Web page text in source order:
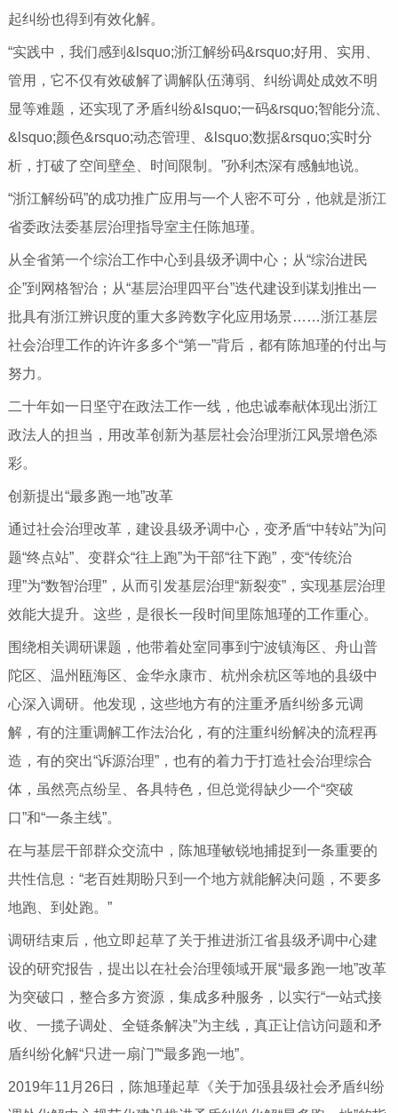
起纠纷也得到有效化解。
“实践中，我们感到&lsquo;浙江解纷码&rsquo;好用、实用、
管用，它不仅有效破解了调解队伍薄弱、纠纷调处成效不明
显等难题，还实现了矛盾纠纷&lsquo;一码&rsquo;智能分流、
&lsquo;颜色&rsquo;动态管理、&lsquo;数据&rsquo;实时分
析，打破了空间壁垒、时间限制。”孙利杰深有感触地说。
“浙江解纷码”的成功推广应用与一个人密不可分，他就是浙江
省委政法委基层治理指导室主任陈旭瑾。
从全省第一个综治工作中心到县级矛调中心；从“综治进民
企”到网格智治；从“基层治理四平台”迭代建设到谋划推出一
批具有浙江辨识度的重大多跨数字化应用场景……浙江基层
社会治理工作的许许多多个“第一”背后，都有陈旭瑾的付出与
努力。
二十年如一日坚守在政法工作一线，他忠诚奉献体现出浙江
政法人的担当，用改革创新为基层社会治理浙江风景增色添
彩。
创新提出“最多跑一地”改革
通过社会治理改革，建设县级矛调中心，变矛盾“中转站”为问
题“终点站”、变群众“往上跑”为干部“往下跑”，变“传统治
理”为“数智治理”，从而引发基层治理“新裂变”，实现基层治理
效能大提升。这些，是很长一段时间里陈旭瑾的工作重心。
围绕相关调研课题，他带着处室同事到宁波镇海区、舟山普
陀区、温州瓯海区、金华永康市、杭州余杭区等地的县级中
心深入调研。他发现，这些地方有的注重矛盾纠纷多元调
解，有的注重调解工作法治化，有的注重纠纷解决的流程再
造，有的突出“诉源治理”，也有的着力于打造社会治理综合
体，虽然亮点纷呈、各具特色，但总觉得缺少一个“突破
口”和“一条主线”。
在与基层干部群众交流中，陈旭瑾敏锐地捕捉到一条重要的
共性信息：“老百姓期盼只到一个地方就能解决问题，不要多
地跑、到处跑。”
调研结束后，他立即起草了关于推进浙江省县级矛调中心建
设的研究报告，提出以在社会治理领域开展“最多跑一地”改革
为突破口，整合多方资源，集成多种服务，以实行“一站式接
收、一揽子调处、全链条解决”为主线，真正让信访问题和矛
盾纠纷化解“只进一扇门”“最多跑一地”。
2019年11月26日，陈旭瑾起草《关于加强县级社会矛盾纠纷